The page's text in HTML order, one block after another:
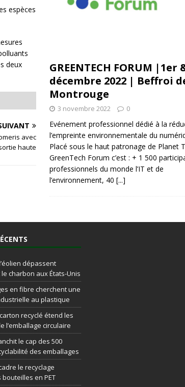
espèces
deux
avec
haute
GREENTECH FORUM |1er
décembre 2022 | Beffroi
Montrouge
3 novembre 2022 0
Evénement professionnel dédié à la
l’empreinte environnementale du
Placé sous le haut patronage de Planet
GreenTech Forum c’est : + 1 500
professionnels du monde l’IT et de
l’environnement, 40 [...]
dépassent
charbon aux États-Unis
en fibre cherchent une
au plastique
recyclé étend les
l’emballage circulaire
le cap des 500
des emballages
le recyclage
en PET